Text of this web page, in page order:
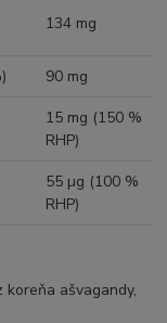
134 mg
90 mg
15 mg (150 %
RHP)
55 µg (100 %
RHP)
ašvagandy,